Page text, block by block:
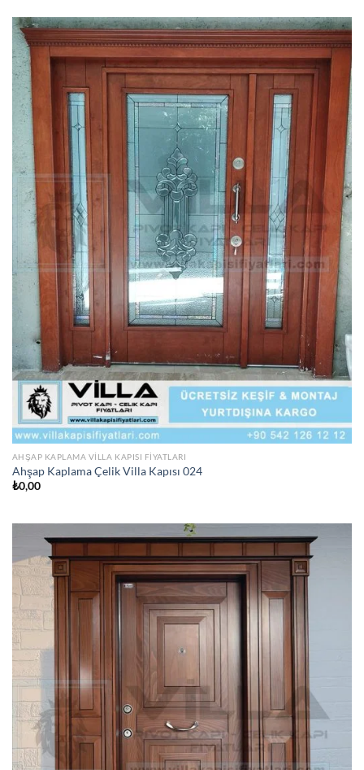
AHŞAP KAPLAMA VILLA KAPISI FIYATLARI
Ahşap Kaplama Çelik Villa Kapısı 024
₺0,00